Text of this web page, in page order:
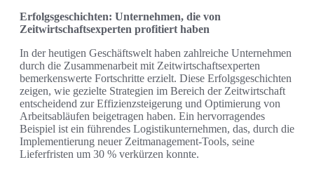
Erfolgsgeschichten: Unternehmen, die von
Zeitwirtschaftsexperten profitiert haben
In der heutigen Geschäftswelt haben zahlreiche Unternehmen
durch die Zusammenarbeit mit Zeitwirtschaftsexperten
bemerkenswerte Fortschritte erzielt. Diese Erfolgsgeschichten
zeigen, wie gezielte Strategien im Bereich der Zeitwirtschaft
entscheidend zur Effizienzsteigerung und Optimierung von
Arbeitsabläufen beigetragen haben. Ein hervorragendes
Beispiel ist ein führendes Logistikunternehmen, das, durch die
Implementierung neuer Zeitmanagement-Tools, seine
Lieferfristen um 30 % verkürzen konnte.